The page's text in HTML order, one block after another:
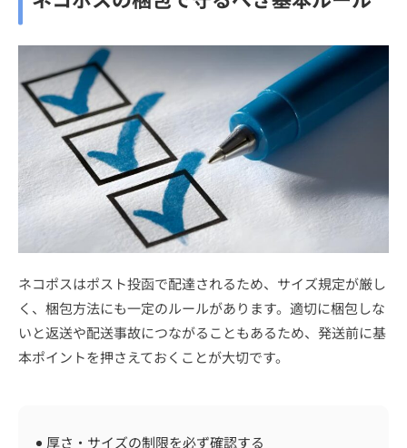
ネコポスはポスト投函で配達されるため、サイズ規定が厳し
く、梱包方法にも一定のルールがあります。適切に梱包しな
いと返送や配送事故につながることもあるため、発送前に基
本ポイントを押さえておくことが大切です。
厚さ・サイズの制限を必ず確認する